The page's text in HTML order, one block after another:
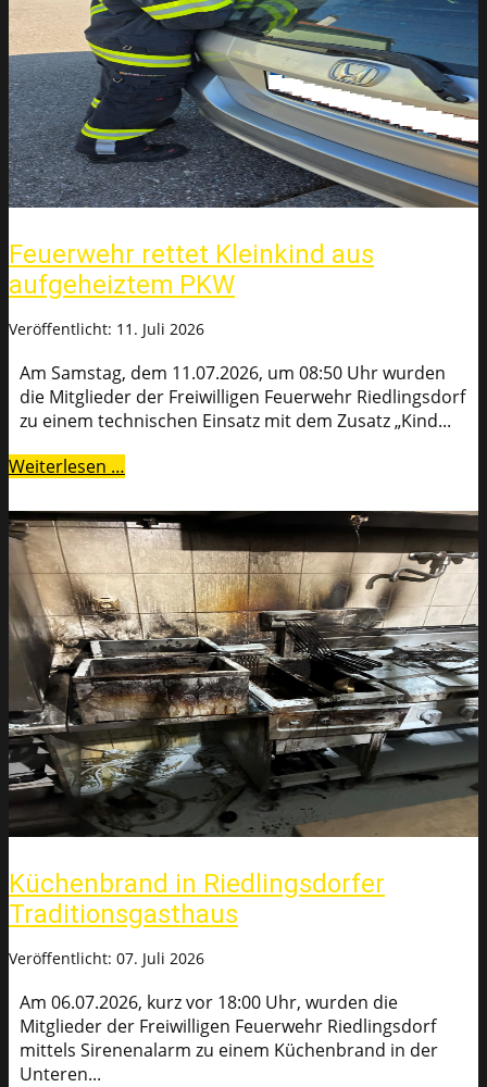
Feuerwehr rettet Kleinkind aus
aufgeheiztem PKW
Veröffentlicht: 11. Juli 2026
Am Samstag, dem 11.07.2026, um 08:50 Uhr wurden
die Mitglieder der Freiwilligen Feuerwehr Riedlingsdorf
zu einem technischen Einsatz mit dem Zusatz „Kind...
Weiterlesen …
Küchenbrand in Riedlingsdorfer
Traditionsgasthaus
Veröffentlicht: 07. Juli 2026
Am 06.07.2026, kurz vor 18:00 Uhr, wurden die
Mitglieder der Freiwilligen Feuerwehr Riedlingsdorf
mittels Sirenenalarm zu einem Küchenbrand in der
Unteren...